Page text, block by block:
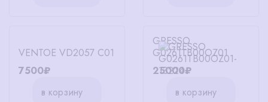
VENTOE VD2057 C01
7500₽
в корзину
GRESSO
G0261TB00OZ01
25000₽
в корзину